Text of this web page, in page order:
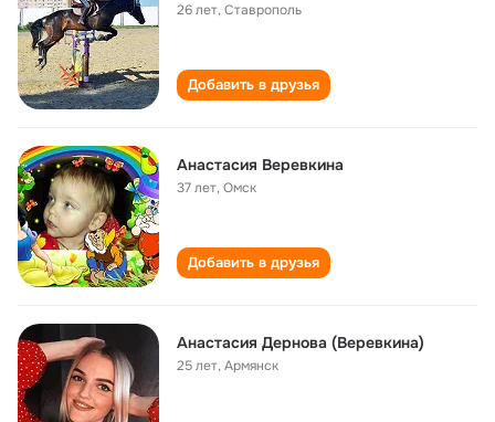
26 лет,Ставрополь
Добавить в друзья
Анастасия Веревкина
37 лет,Омск
Добавить в друзья
Анастасия Дернова (Веревкина)
25 лет,Армянск